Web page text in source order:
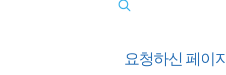
요청하신 페이